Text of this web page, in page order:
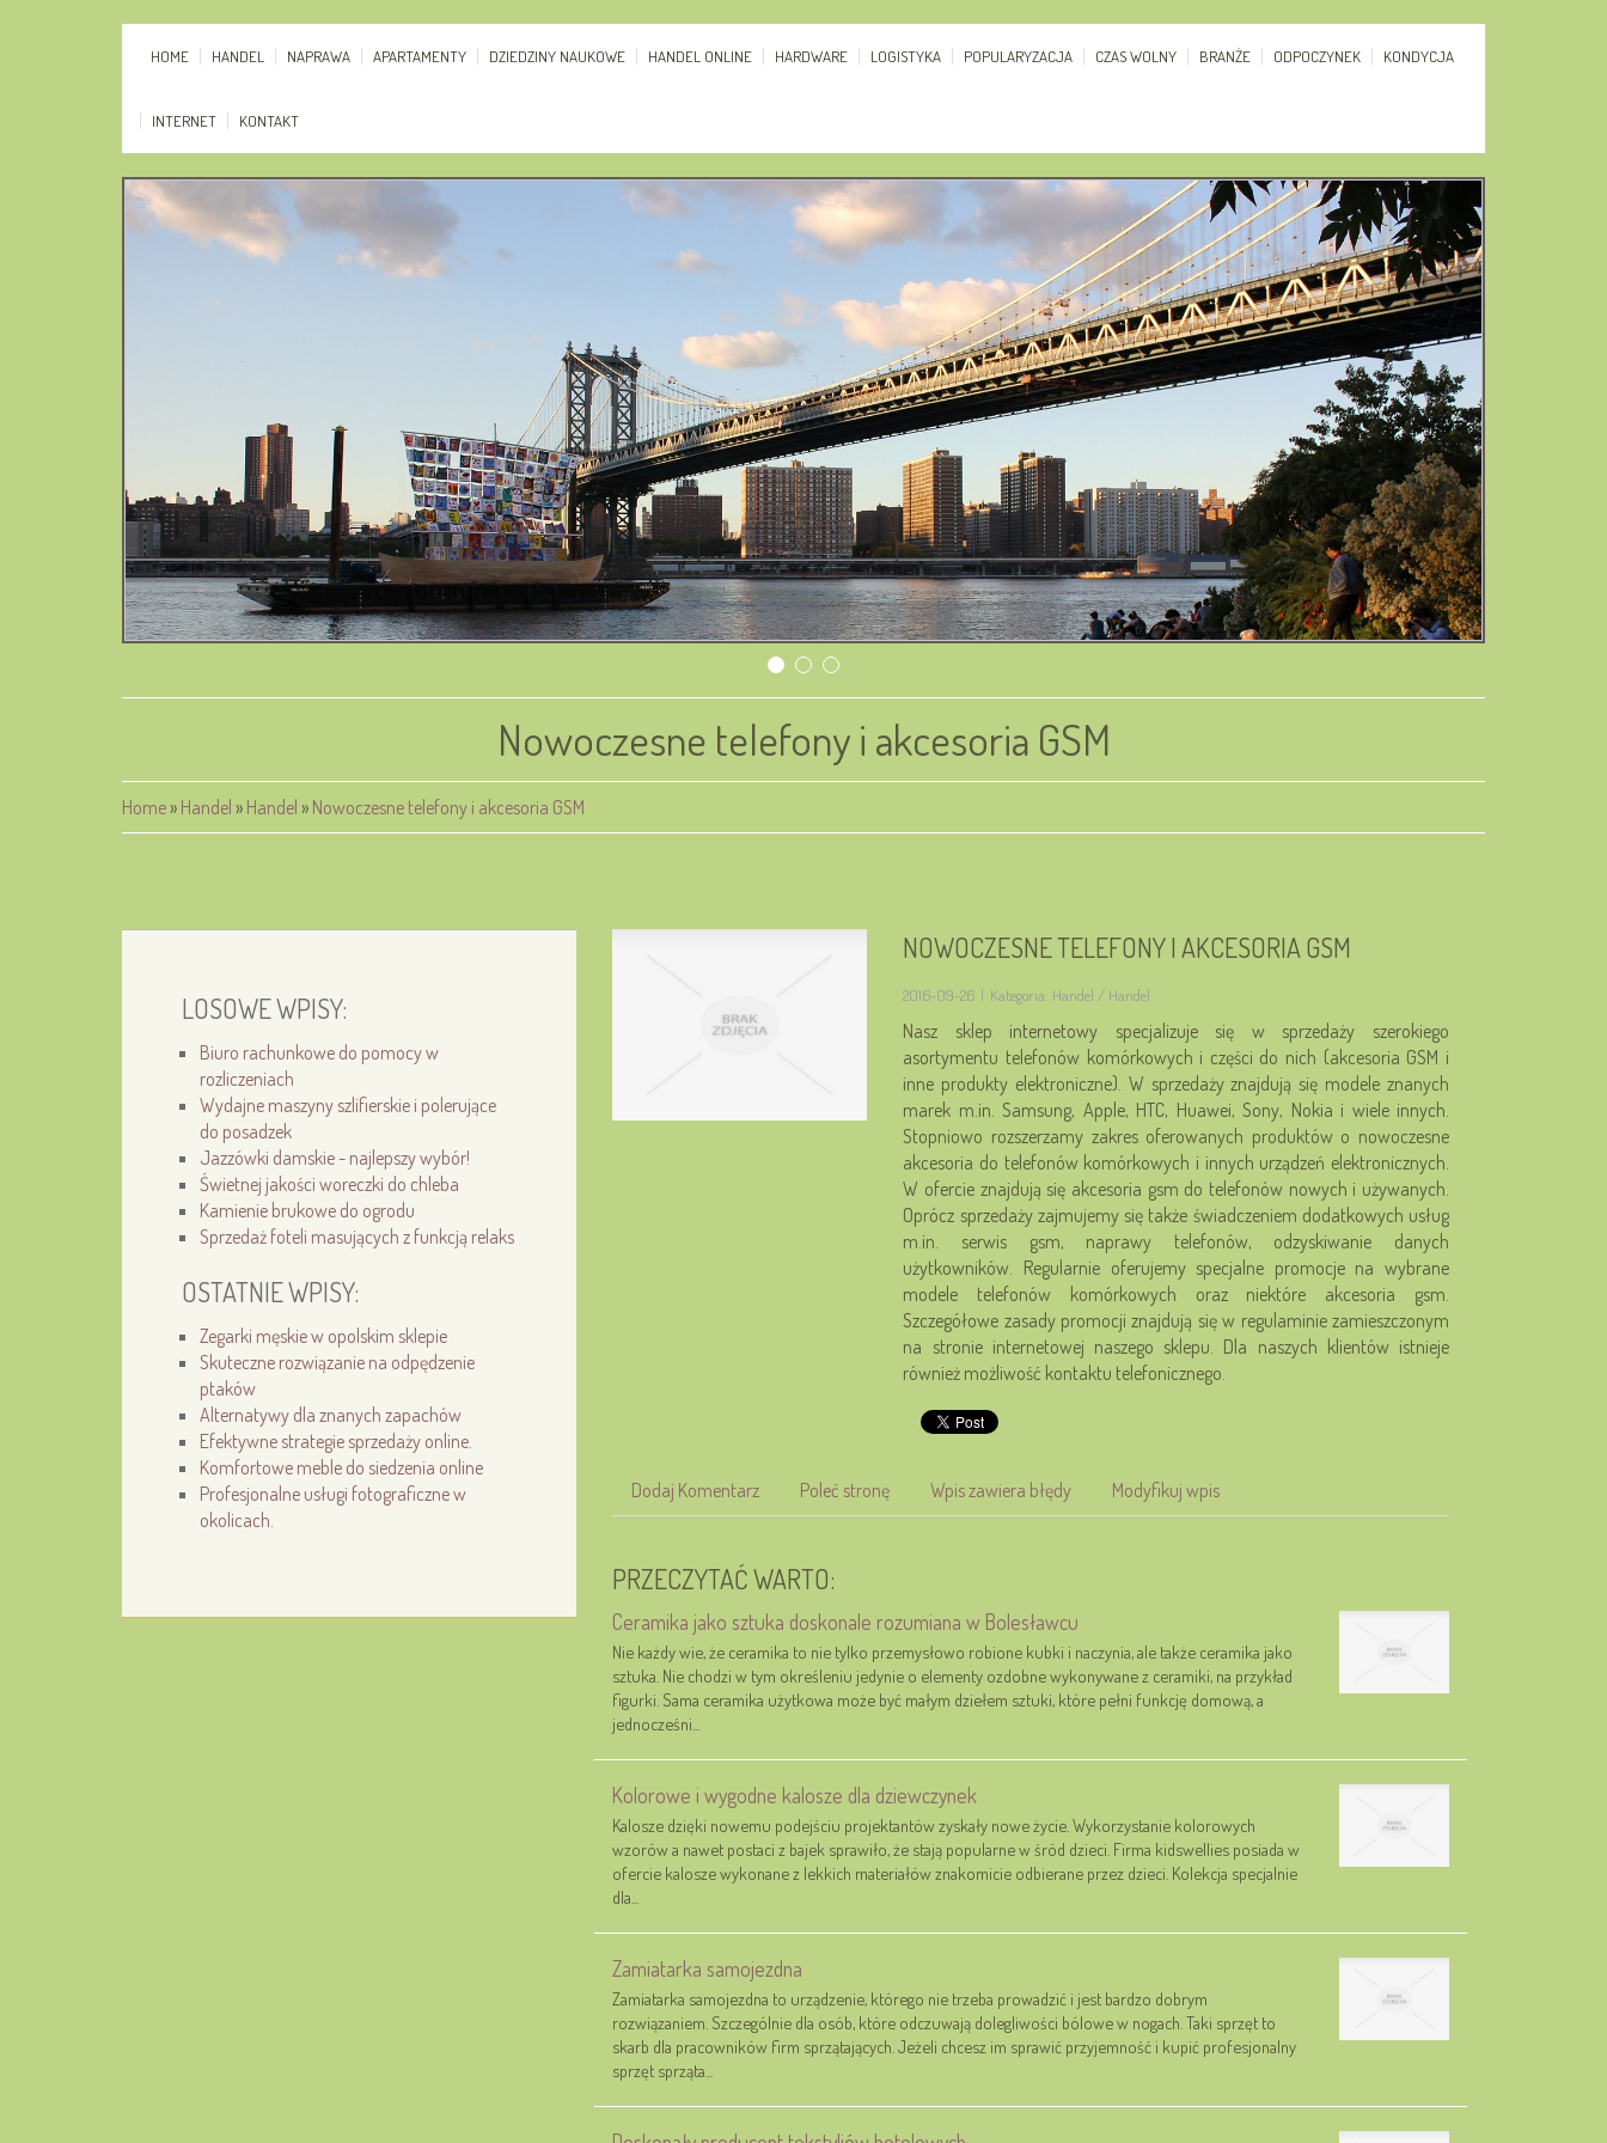
HOME HANDEL NAPRAWA APARTAMENTY DZIEDZINY NAUKOWE HANDEL ONLINE HARDWARE LOGISTYKA POPULARYZACJA CZAS WOLNY BRANŻE ODPOCZYNEK KONDYCJA
INTERNET KONTAKT
Nowoczesne telefony i akcesoria GSM
Home» Handel » Handel » Nowoczesne telefony i akcesoria GSM
LOSOWE WPISY:
Biuro rachunkowe do pomocy w
rozliczeniach
Wydajne maszyny szlifierskie i polerujące
do posadzek
Jazzówki damskie - najlepszy wybór!
Świetnej jakości woreczki do chleba
Kamienie brukowe do ogrodu
Sprzedaż foteli masujących z funkcją relaks
OSTATNIE WPISY:
Zegarki męskie w opolskim sklepie
Skuteczne rozwiązanie na odpędzenie
ptaków
Alternatywy dla znanych zapachów
Efektywne strategie sprzedaży online.
Komfortowe meble do siedzenia online
Profesjonalne usługi fotograficzne w
okolicach.
NOWOCZESNE TELEFONY I AKCESORIA GSM
2016-09-26 | Kategoria: Handel / Handel
Nasz sklep internetowy specjalizuje się w sprzedaży szerokiego
asortymentu telefonów komórkowych i części do nich (akcesoria GSM i
inne produkty elektroniczne). W sprzedaży znajdują się modele znanych
marek m.in. Samsung, Apple, HTC, Huawei, Sony, Nokia i wiele innych.
Stopniowo rozszerzamy zakres oferowanych produktów o nowoczesne
akcesoria do telefonów komórkowych i innych urządzeń elektronicznych.
W ofercie znajdują się akcesoria gsm do telefonów nowych i używanych.
Oprócz sprzedaży zajmujemy się także świadczeniem dodatkowych usług
m.in. serwis gsm, naprawy telefonów, odzyskiwanie danych
użytkowników. Regularnie oferujemy specjalne promocje na wybrane
modele telefonów komórkowych oraz niektóre akcesoria gsm.
Szczegółowe zasady promocji znajdują się w regulaminie zamieszczonym
na stronie internetowej naszego sklepu. Dla naszych klientów istnieje
również możliwość kontaktu telefonicznego.
Dodaj Komentarz Poleć stronę Wpis zawiera błędy Modyfikuj wpis
PRZECZYTAĆ WARTO:
Ceramika jako sztuka doskonale rozumiana w Bolesławcu
Nie każdy wie, że ceramika to nie tylko przemysłowo robione kubki i naczynia, ale także ceramika jako
sztuka. Nie chodzi w tym określeniu jedynie o elementy ozdobne wykonywane z ceramiki, na przykład
figurki. Sama ceramika użytkowa może być małym dziełem sztuki, które pełni funkcję domową, a
jednocześni...
Kolorowe i wygodne kalosze dla dziewczynek
Kalosze dzięki nowemu podejściu projektantów zyskały nowe życie. Wykorzystanie kolorowych
wzorów a nawet postaci z bajek sprawiło, że stają popularne w śród dzieci. Firma kidswellies posiada w
ofercie kalosze wykonane z lekkich materiałów znakomicie odbierane przez dzieci. Kolekcja specjalnie
dla...
Zamiatarka samojezdna
Zamiatarka samojezdna to urządzenie, którego nie trzeba prowadzić i jest bardzo dobrym
rozwiązaniem. Szczególnie dla osób, które odczuwają dolegliwości bólowe w nogach. Taki sprzęt to
skarb dla pracowników firm sprzątających. Jeżeli chcesz im sprawić przyjemność i kupić profesjonalny
sprzęt sprząta...